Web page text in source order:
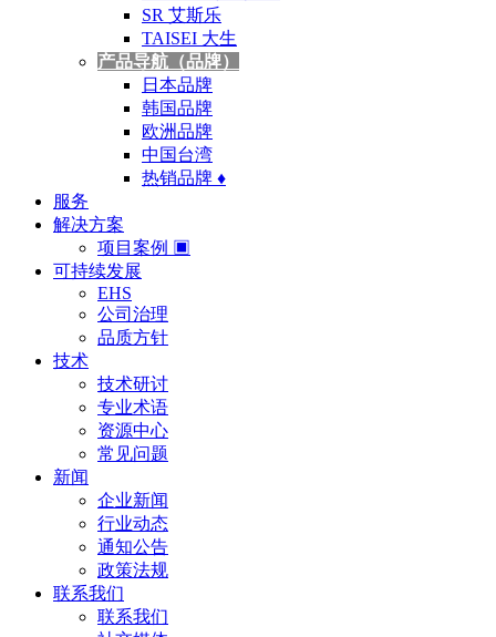
SR 艾斯乐
TAISEI 大生
产品导航（品牌）
日本品牌
韩国品牌
欧洲品牌
中国台湾
热销品牌 ♦
服务
解决方案
项目案例 ▣
可持续发展
EHS
公司治理
品质方针
技术
技术研讨
专业术语
资源中心
常见问题
新闻
企业新闻
行业动态
通知公告
政策法规
联系我们
联系我们